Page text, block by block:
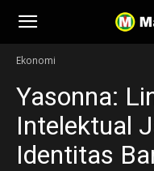
Manuver
Ekonomi
Yasonna:
Intelektual
Identitas